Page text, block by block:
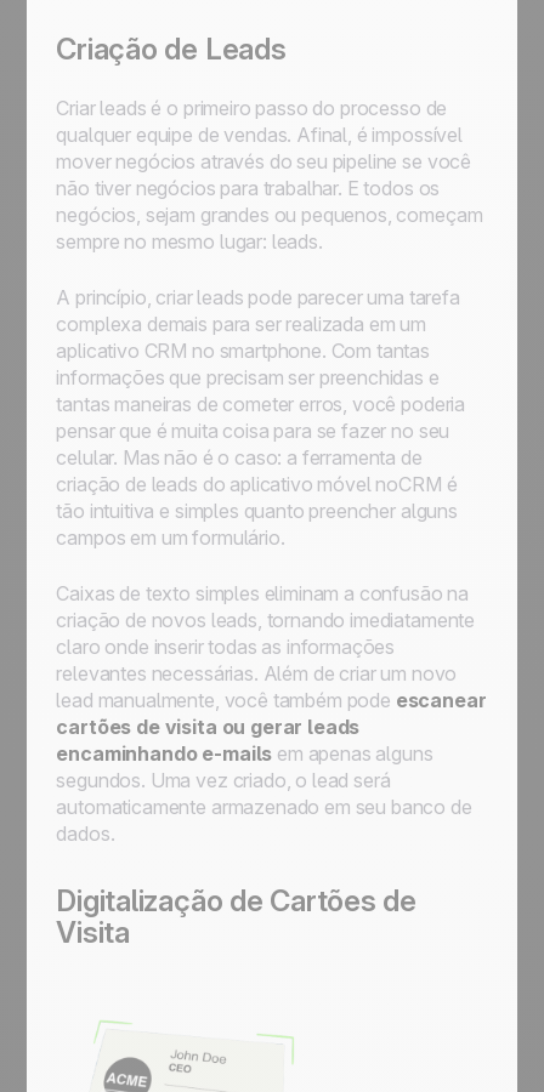
Criação de Leads
Criar leads é o primeiro passo do processo de
qualquer equipe de vendas. Afinal, é impossível
mover negócios através do seu pipeline se você
não tiver negócios para trabalhar. E todos os
negócios, sejam grandes ou pequenos, começam
sempre no mesmo lugar: leads.
A princípio, criar leads pode parecer uma tarefa
complexa demais para ser realizada em um
aplicativo CRM no smartphone. Com tantas
informações que precisam ser preenchidas e
tantas maneiras de cometer erros, você poderia
pensar que é muita coisa para se fazer no seu
celular. Mas não é o caso: a ferramenta de
criação de leads do aplicativo móvel noCRM é
tão intuitiva e simples quanto preencher alguns
campos em um formulário.
Caixas de texto simples eliminam a confusão na
criação de novos leads, tornando imediatamente
claro onde inserir todas as informações
relevantes necessárias. Além de criar um novo
lead manualmente, você também pode escanear
cartões de visita ou gerar leads
encaminhando e-mails em apenas alguns
segundos. Uma vez criado, o lead será
automaticamente armazenado em seu banco de
dados.
Digitalização de Cartões de
Visita